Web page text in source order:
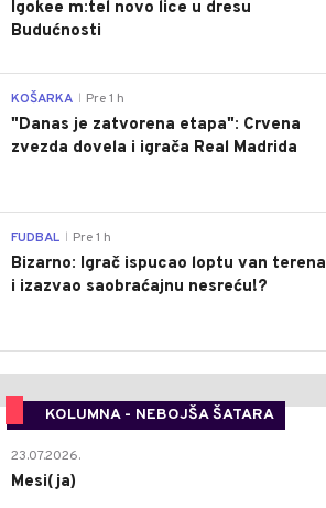
Igokee m:tel novo lice u dresu
Budućnosti
KOŠARKA Pre 1 h
"Danas je zatvorena etapa": Crvena
zvezda dovela i igrača Real Madrida
FUDBAL Pre 1 h
Bizarno: Igrač ispucao loptu van terena
i izazvao saobraćajnu nesreću!?
KOLUMNA - NEBOJŠA ŠATARA
23.07.2026.
Mesi(ja)